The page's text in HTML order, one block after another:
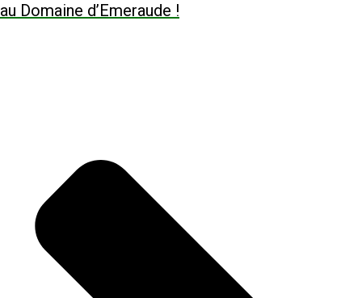
au Domaine d’Emeraude !